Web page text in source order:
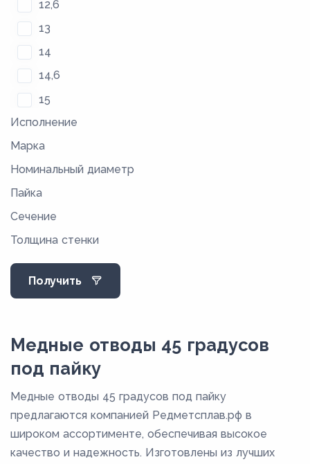
12,6
13
14
14,6
15
16
17
17,6
18,4
19
20,4
24
25
38,5
40,5
Исполнение
Марка
Номинальный диаметр
Пайка
Сечение
Толщина стенки
Получить
Медные отводы 45 градусов
под пайку
Медные отводы 45 градусов под пайку
предлагаются компанией Редметсплав.рф в
широком ассортименте, обеспечивая высокое
качество и надежность. Изготовлены из лучших